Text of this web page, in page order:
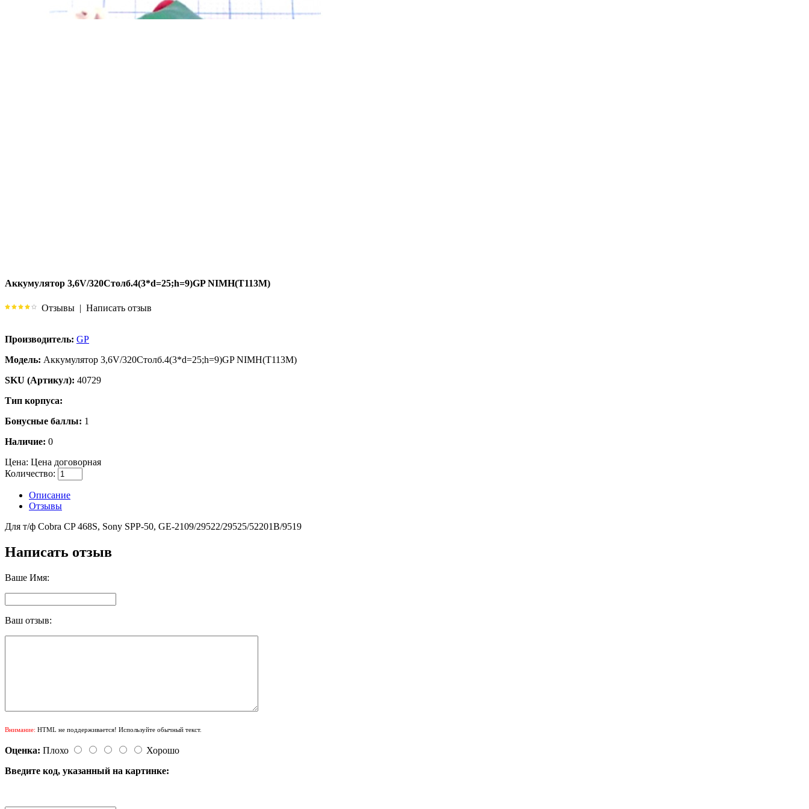
Аккумулятор 3,6V/320Столб.4(3*d=25;h=9)GP NIMH(T113M)
Отзывы | Написать отзыв
Производитель: GP
Модель: Аккумулятор 3,6V/320Столб.4(3*d=25;h=9)GP NIMH(T113M)
SKU (Артикул): 40729
Тип корпуса:
Бонусные баллы: 1
Наличие: 0
Цена: Цена договорная
Количество:
Описание
Отзывы
Для т/ф Cobra CP 468S, Sony SPP-50, GE-2109/29522/29525/52201B/9519
Написать отзыв
Ваше Имя:
Ваш отзыв:
Внимание: HTML не поддерживается! Используйте обычный текст.
Оценка: Плохо
Хорошо
Введите код, указанный на картинке: